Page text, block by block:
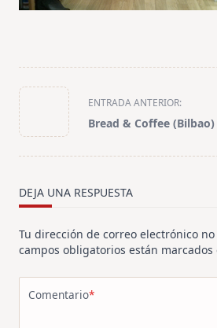
<span
class="nav-
subtitle
screen-
text">Página</span>
ENTRADA ANTERIOR:
Bread & Coffee (Bilbao)
DEJA UNA RESPUESTA
Tu dirección de correo electrónico
campos obligatorios están marcados
Comentario*